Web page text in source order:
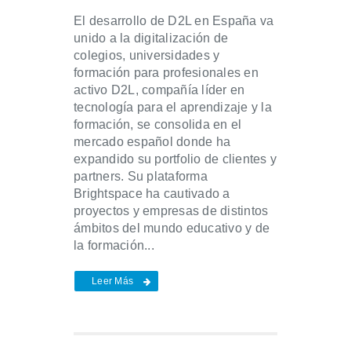
El desarrollo de D2L en España va
unido a la digitalización de
colegios, universidades y
formación para profesionales en
activo D2L, compañía líder en
tecnología para el aprendizaje y la
formación, se consolida en el
mercado español donde ha
expandido su portfolio de clientes y
partners. Su plataforma
Brightspace ha cautivado a
proyectos y empresas de distintos
ámbitos del mundo educativo y de
la formación...
Leer Más